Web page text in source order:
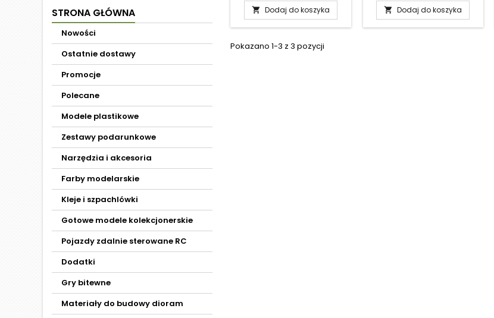
STRONA GŁÓWNA
Nowości
Ostatnie dostawy
Promocje
Polecane
Modele plastikowe
Zestawy podarunkowe
Narzędzia i akcesoria
Farby modelarskie
Kleje i szpachlówki
Gotowe modele kolekcjonerskie
Pojazdy zdalnie sterowane RC
Dodatki
Gry bitewne
Materiały do budowy dioram
 Dodaj do koszyka  Dodaj do koszyka
Pokazano 1-3 z 3 pozycji